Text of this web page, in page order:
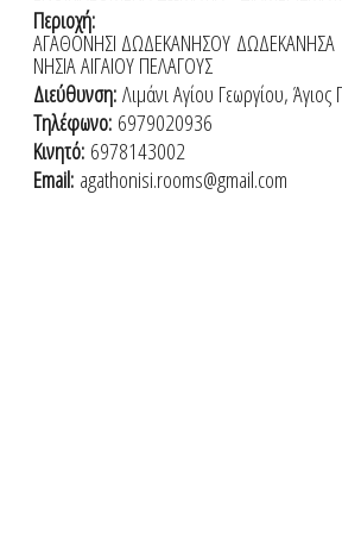
Περιοχή:
ΑΓΑΘΟΝΗΣΙ ΔΩΔΕΚΑΝΗΣΟΥ ΔΩΔΕΚΑΝΗΣΑ
ΝΗΣΙΑ ΑΙΓΑΙΟΥ ΠΕΛΑΓΟΥΣ
Διεύθυνση:Λιμάνι Αγίου Γεωργίου, Άγιος
Τηλέφωνο: 6979020936
Κινητό: 6978143002
Email: agathonisi.rooms@gmail.com